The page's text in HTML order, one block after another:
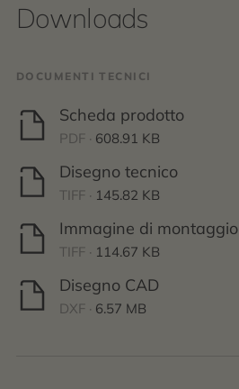
Downloads
DOCUMENTI TECNICI
Scheda prodotto
PDF · 608.91 KB
Disegno tecnico
TIFF · 145.82 KB
Immagine di montaggio
TIFF · 114.67 KB
Disegno CAD
DXF · 6.57 MB